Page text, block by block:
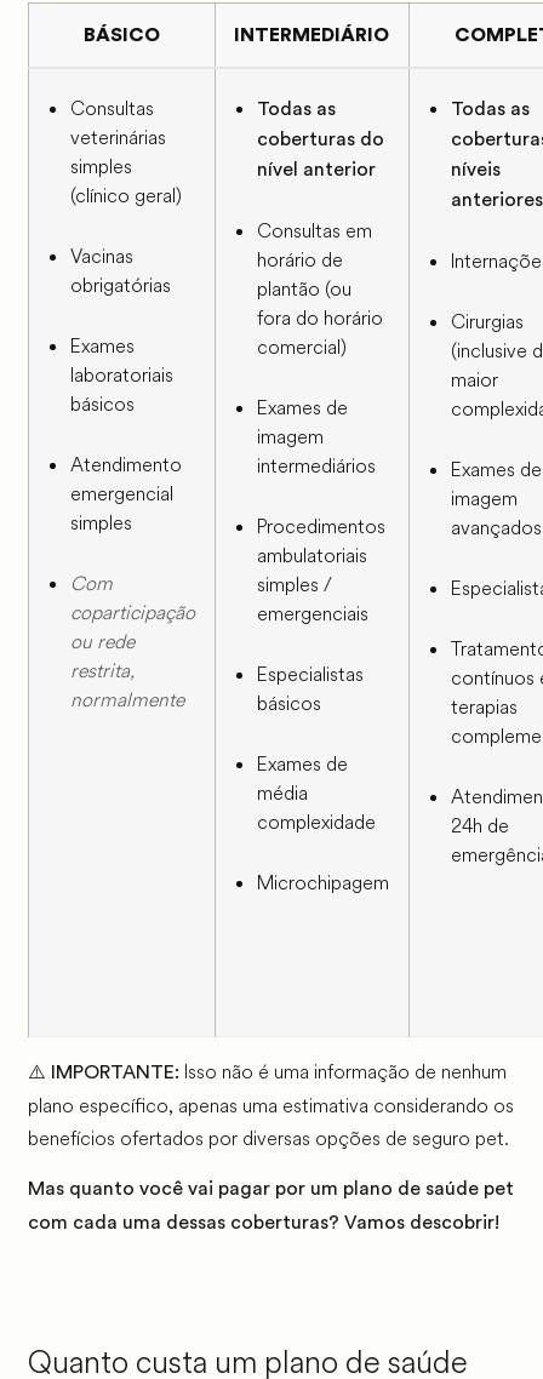
BÁSICO INTERMEDIÁRIO
Consultas
veterinárias
simples
(clínico geral)
Vacinas
obrigatórias
Exames
laboratoriais
básicos
Atendimento
emergencial
simples
Com
coparticipação
ou rede
restrita,
normalmente
Todas as
coberturas do
nível anterior
Consultas em
horário de
plantão (ou
fora do horário
comercial)
Exames de
imagem
intermediários
Procedimentos
ambulatoriais
simples /
emergenciais
Especialistas
básicos
Exames de
média
complexidade
Microchipagem
Todas as
níveis
anteriores
Cirurgias
(inclusive
maior
Exames de
imagem
avançados
contínuos
terapias
24h de
⚠️ IMPORTANTE: Isso não é uma informação de nenhum
plano específico, apenas uma estimativa considerando os
benefícios ofertados por diversas opções de seguro pet.
Mas quanto você vai pagar por um plano de saúde pet
com cada uma dessas coberturas? Vamos descobrir!
Quanto custa um plano de saúde